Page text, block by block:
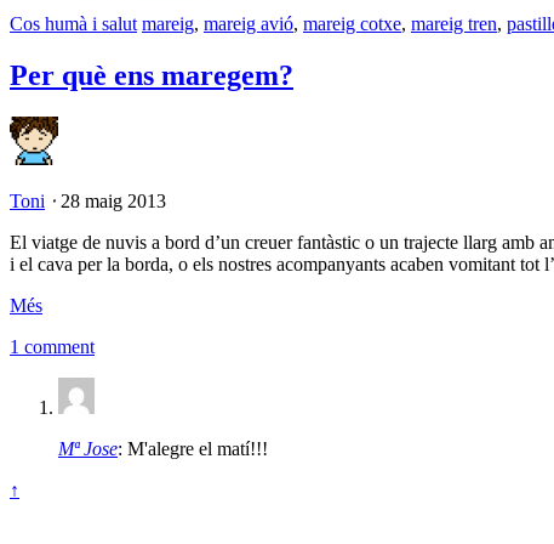
Cos humà i salut mareig, mareig avió, mareig cotxe, mareig tren,
Per què ens maregem?
Toni ⋅ 28 maig 2013
El viatge de nuvis a bord d’un creuer fantàstic o un trajecte llarg amb
i el cava per la borda, o els nostres acompanyants acaben vomitant tot
Més
1 comment
Mª Jose: M'alegre el matí!!!
↑